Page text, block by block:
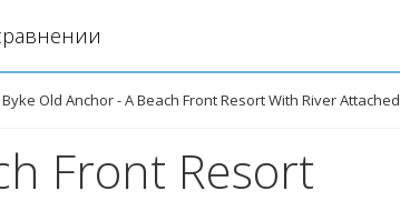
Old Anchor - A Beach Front Resort With River Attached
Front Resort